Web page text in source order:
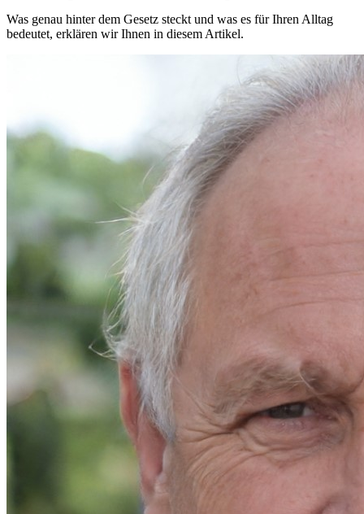
Was genau hinter dem Gesetz steckt und was es für Ihren Alltag
bedeutet, erklären wir Ihnen in diesem Artikel.